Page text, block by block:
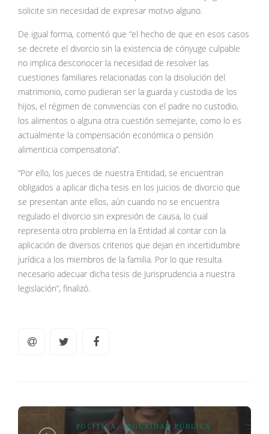
solicite sin necesidad de expresar motivo alguno.
De igual forma, comentó que “el hecho de que en esos casos
se decrete el divorcio sin la existencia de cónyuge culpable
no implica desconocer la necesidad de resolver las
cuestiones familiares relacionadas con la disolución del
matrimonio, como pudieran ser la guarda y custodia de los
hijos, el régimen de convivencias con el padre no custodio,
los alimentos o alguna otra cuestión semejante, como lo es
actualmente la compensación económica o pensión
alimenticia compensatoria”.
“Por ello, los jueces de nuestra Entidad, se encuentran
obligados a aplicar dicha tesis en los juicios de divorcio que
se presentan ante ellos, aún cuando no se encuentra
regulado el divorcio sin expresión de causa, lo cual
representa otro problema en la Entidad al contar con la
aplicación de diversos criterios que dejan en incertidumbre
jurídica a los miembros de la familia. Por lo que resulta
necesario adecuar dicha tesis de Jurisprudencia a nuestra
legislación”, finalizó.
POLÍTICA , SEGURIDAD PÚBLICA